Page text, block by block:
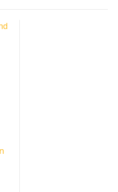
Playground N.A. Blik